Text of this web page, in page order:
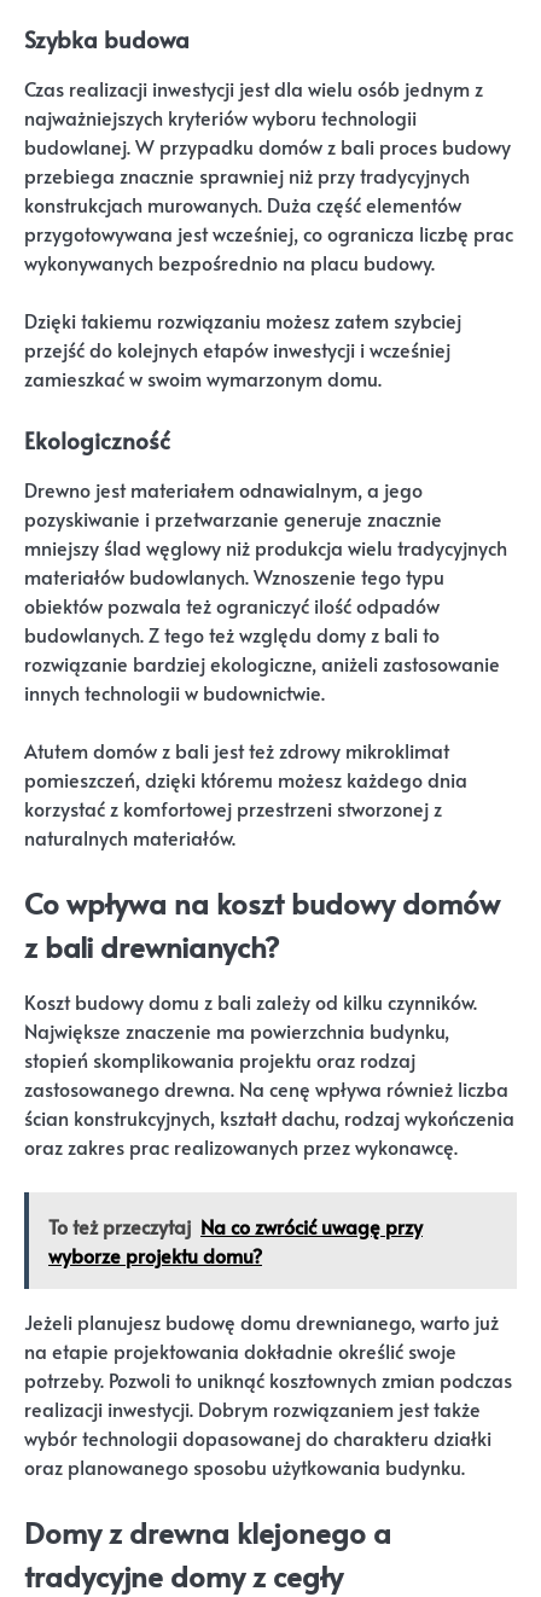
Szybka budowa
Czas realizacji inwestycji jest dla wielu osób jednym z
najważniejszych kryteriów wyboru technologii
budowlanej. W przypadku domów z bali proces budowy
przebiega znacznie sprawniej niż przy tradycyjnych
konstrukcjach murowanych. Duża część elementów
przygotowywana jest wcześniej, co ogranicza liczbę prac
wykonywanych bezpośrednio na placu budowy.
Dzięki takiemu rozwiązaniu możesz zatem szybciej
przejść do kolejnych etapów inwestycji i wcześniej
zamieszkać w swoim wymarzonym domu.
Ekologiczność
Drewno jest materiałem odnawialnym, a jego
pozyskiwanie i przetwarzanie generuje znacznie
mniejszy ślad węglowy niż produkcja wielu tradycyjnych
materiałów budowlanych. Wznoszenie tego typu
obiektów pozwala też ograniczyć ilość odpadów
budowlanych. Z tego też względu domy z bali to
rozwiązanie bardziej ekologiczne, aniżeli zastosowanie
innych technologii w budownictwie.
Atutem domów z bali jest też zdrowy mikroklimat
pomieszczeń, dzięki któremu możesz każdego dnia
korzystać z komfortowej przestrzeni stworzonej z
naturalnych materiałów.
Co wpływa na koszt budowy domów
z bali drewnianych?
Koszt budowy domu z bali zależy od kilku czynników.
Największe znaczenie ma powierzchnia budynku,
stopień skomplikowania projektu oraz rodzaj
zastosowanego drewna. Na cenę wpływa również liczba
ścian konstrukcyjnych, kształt dachu, rodzaj wykończenia
oraz zakres prac realizowanych przez wykonawcę.
To też przeczytaj Na co zwrócić uwagę przy
wyborze projektu domu?
Jeżeli planujesz budowę domu drewnianego, warto już
na etapie projektowania dokładnie określić swoje
potrzeby. Pozwoli to uniknąć kosztownych zmian podczas
realizacji inwestycji. Dobrym rozwiązaniem jest także
wybór technologii dopasowanej do charakteru działki
oraz planowanego sposobu użytkowania budynku.
Domy z drewna klejonego a
tradycyjne domy z cegły